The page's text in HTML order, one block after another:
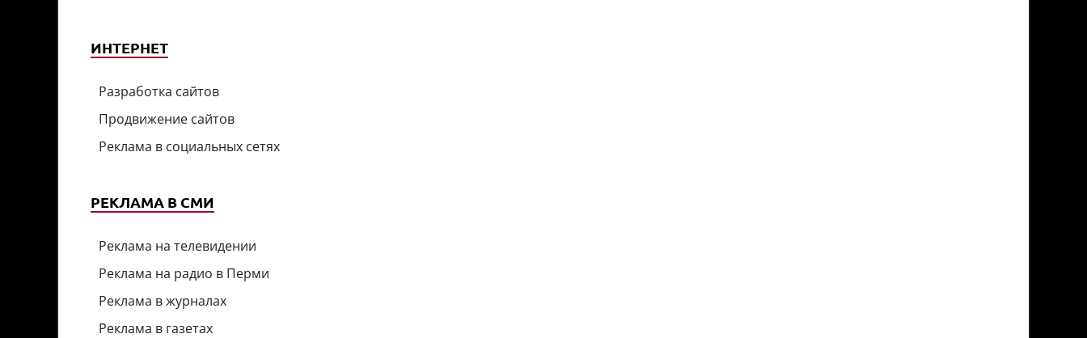
ИНТЕРНЕТ
Разработка сайтов
Продвижение сайтов
Реклама в социальных сетях
РЕКЛАМА В СМИ
Реклама на телевидении
Реклама на радио в Перми
Реклама в журналах
Реклама в газетах